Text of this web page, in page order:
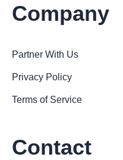
Company
Partner With Us
Privacy Policy
Terms of Service
Contact